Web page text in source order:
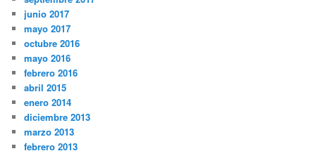
junio 2017
mayo 2017
octubre 2016
mayo 2016
febrero 2016
abril 2015
enero 2014
diciembre 2013
marzo 2013
febrero 2013